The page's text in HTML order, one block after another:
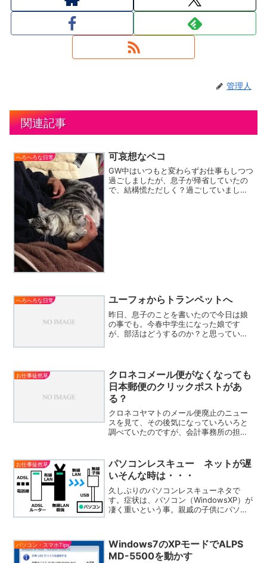
管理人
関連記事
へろへろな日常 可哀想なペコ
GW中はいつもと変わらずお仕事もしつつ
過ごしましたが、息子が帰省していたの
で、結構慌ただしく？過ごしていまし
へろへろな日常 ユーフォからトランペットへ
昨日、息子のことを書いたので今日は娘
の事でも。今春中学生になった娘です
が、部活はどうするのか？と思っていた
ーツ部へと思ったのですが、...
お仕事徒然草
クロネコメール便がなくなっても
日本郵便のクリックポストがあ
る？
クロネコヤマトのメール便廃止のニュー
スを見て、その後気になっていろいろと
調べていたのですが、会計事務所の担当
クポスト（日本郵便）特徴は 送料は日本
全国一律164円 追...
お仕事徒然草
パソコンレスキュー ネットが遅
いそんな時は・・・
久しぶりのパソコンレスキューネタで
す。症状は、パソコン（WindowsXP）が
凄く重いという事。親戚の子供にパソコ
フトをダウンロードでもしたのかな？
と、コントロールパネ...
パソコン・スマホTips
Windows7のXPモードでALPS
MD-5500を動かす